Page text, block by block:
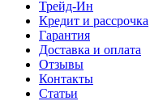
Трейд-Ин
Кредит и рассрочка
Гарантия
Доставка и оплата
Отзывы
Контакты
Статьи